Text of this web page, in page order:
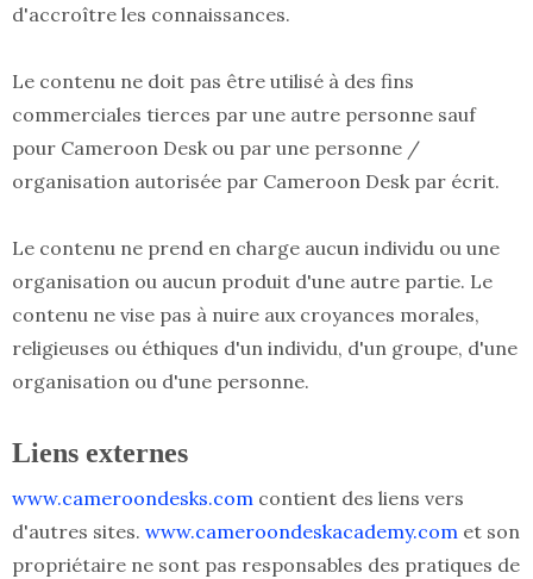
d'accroître les connaissances.
Le contenu ne doit pas être utilisé à des fins
commerciales tierces par une autre personne sauf
pour Cameroon Desk ou par une personne /
organisation autorisée par Cameroon Desk par écrit.
Le contenu ne prend en charge aucun individu ou une
organisation ou aucun produit d'une autre partie. Le
contenu ne vise pas à nuire aux croyances morales,
religieuses ou éthiques d'un individu, d'un groupe, d'une
organisation ou d'une personne.
Liens externes
www.cameroondesks.com contient des liens vers
d'autres sites. www.cameroondeskacademy.com et son
propriétaire ne sont pas responsables des pratiques de